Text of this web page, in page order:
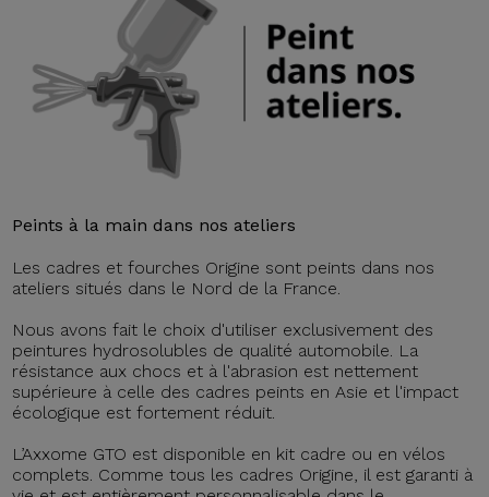
Peints à la main dans nos ateliers
Les cadres et fourches Origine sont peints dans nos
ateliers situés dans le Nord de la France.
Nous avons fait le choix d'utiliser exclusivement des
peintures hydrosolubles de qualité automobile. La
résistance aux chocs et à l'abrasion est nettement
supérieure à celle des cadres peints en Asie et l'impact
écologique est fortement réduit.
L’Axxome GTO est disponible en kit cadre ou en vélos
complets. Comme tous les cadres Origine, il est garanti à